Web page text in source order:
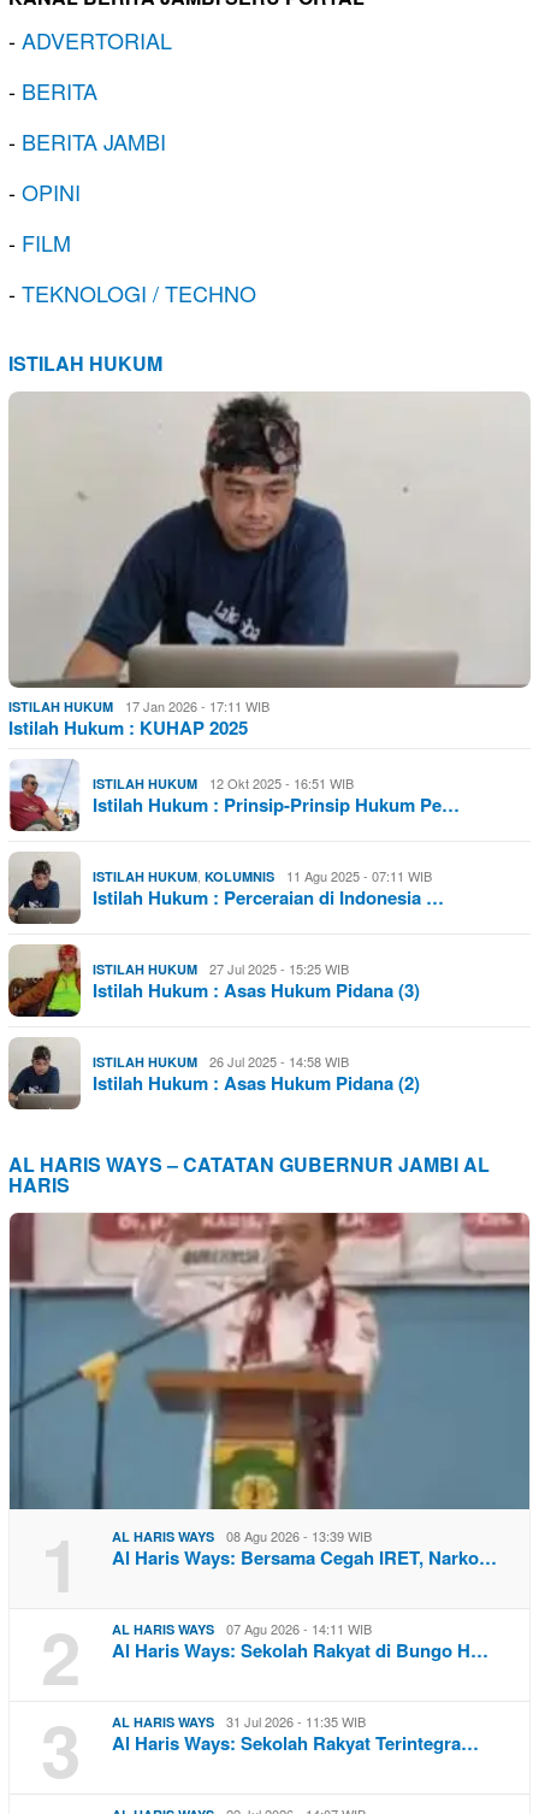
-ADVERTORIAL
- BERITA
- BERITA JAMBI
-OPINI
- FILM
-TEKNOLOGI / TECHNO
ISTILAH HUKUM
ISTILAH HUKUM 17 Jan 2026 - 17:11 WIB
Istilah Hukum : KUHAP 2025
ISTILAH HUKUM 12 Okt 2025 - 16:51 WIB
Istilah Hukum : Prinsip-Prinsip Hukum Pe…
ISTILAH HUKUM KOLUMNIS 11 Agu 2025 - 07:11 WIB
Istilah Hukum : Perceraian di Indonesia …
ISTILAH HUKUM 27 Jul 2025 - 15:25 WIB
Istilah Hukum : Asas Hukum Pidana (3)
ISTILAH HUKUM 26 Jul 2025 - 14:58 WIB
Istilah Hukum : Asas Hukum Pidana (2)
AL HARIS WAYS – CATATAN GUBERNUR JAMBI AL
HARIS
1 AL HARIS WAYS 08 Agu 2026 - 13:39 WIB
Al Haris Ways: Bersama Cegah IRET, Narko…
2 AL HARIS WAYS 07 Agu 2026 - 14:11 WIB
Al Haris Ways: Sekolah Rakyat di Bungo H…
3 AL HARIS WAYS 31 Jul 2026 - 11:35 WIB
Al Haris Ways: Sekolah Rakyat Terintegra…